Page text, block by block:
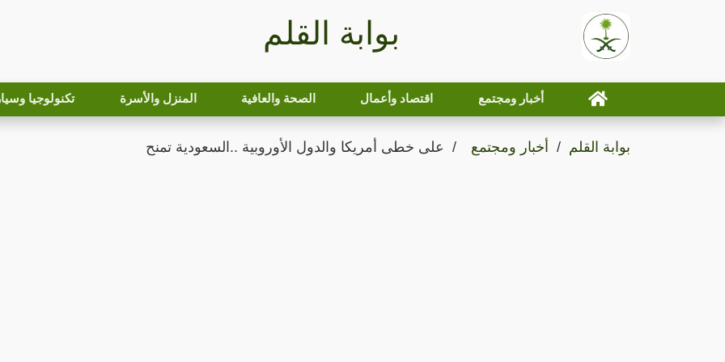
بوابة القلم
أخبار ومجتمع اقتصاد وأعمال الصحة والعافية المنزل والأسرة تكنولوجيا
بوابة القلم أخبار ومجتمع على خطى أمريكا والدول الأوروبية ..السعودية تمنح